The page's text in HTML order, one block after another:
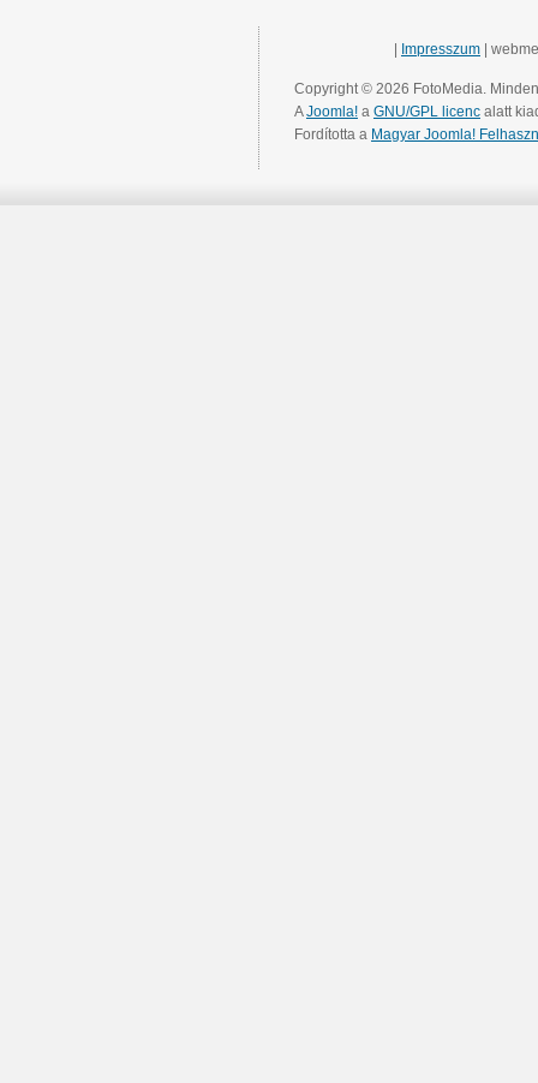
Impresszum |
Copyright © 2026 FotoMedia.
AJoomla! a GNU/GPL licenc alatt
Fordította a Magyar Joomla!